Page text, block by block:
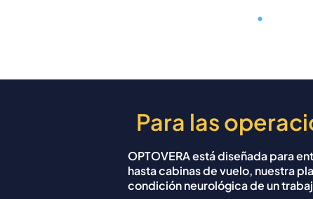
Para las
OPTOVERA está diseñada para
hasta cabinas de vuelo, nuestra
condición neurológica de un